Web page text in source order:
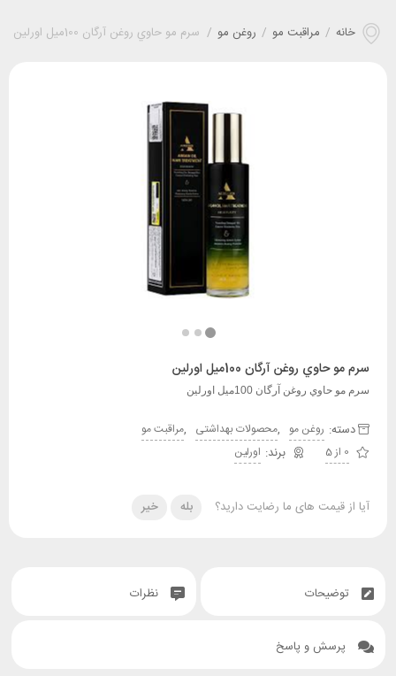
خانه / مراقبت مو / روغن مو / سرم مو حاوي روغن آرگان 100ميل اورلین
سرم مو حاوي روغن آرگان 100ميل اورلین
سرم مو حاوي روغن آرگان 100ميل اورلین
دسته: روغن مو ,محصولات بهداشتی ,مراقبت مو
0 از 5
اورلین
آیا از قیمت های ما رضایت دارید؟ بله خیر
توضیحات نظرات
پرسش و پاسخ